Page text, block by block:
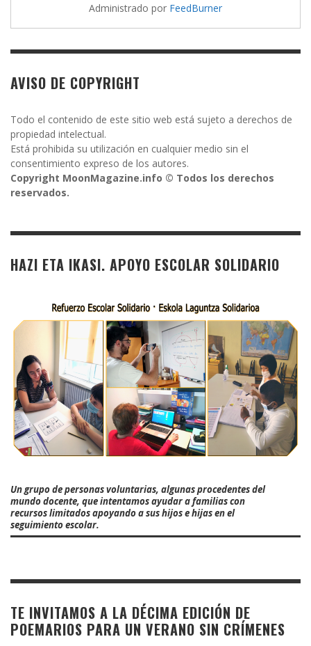
Administrado por FeedBurner
AVISO DE COPYRIGHT
Todo el contenido de este sitio web está sujeto a derechos de
propiedad intelectual.
Está prohibida su utilización en cualquier medio sin el
consentimiento expreso de los autores.
Copyright MoonMagazine.info © Todos los derechos
reservados.
HAZI ETA IKASI. APOYO ESCOLAR SOLIDARIO
Un grupo de personas voluntarias, algunas procedentes del
mundo docente, que intentamos ayudar a familias con
recursos limitados apoyando a sus hijos e hijas en el
seguimiento escolar.
TE INVITAMOS A LA DÉCIMA EDICIÓN DE
POEMARIOS PARA UN VERANO SIN CRÍMENES